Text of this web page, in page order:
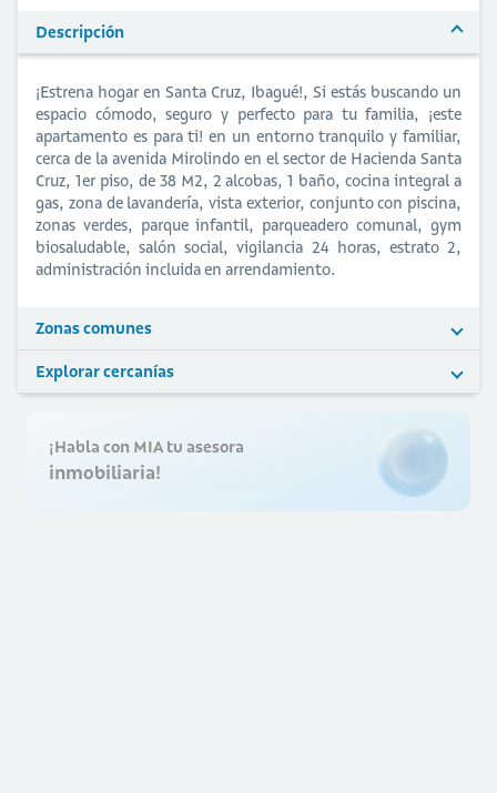
Descripción
¡Estrena hogar en Santa Cruz, Ibagué!, Si estás buscando un
espacio cómodo, seguro y perfecto para tu familia, ¡este
apartamento es para ti! en un entorno tranquilo y familiar,
cerca de la avenida Mirolindo en el sector de Hacienda Santa
Cruz, 1er piso, de 38 M2, 2 alcobas, 1 baño, cocina integral a
gas, zona de lavandería, vista exterior, conjunto con piscina,
zonas verdes, parque infantil, parqueadero comunal, gym
biosaludable, salón social, vigilancia 24 horas, estrato 2,
administración incluida en arrendamiento.
Zonas comunes
Explorar cercanías
¡Habla con MIA tu asesora
inmobiliaria!